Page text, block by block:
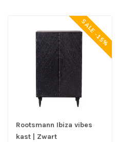
SALE -15%
Rootsmann Ibiza vibes
kast | Zwart